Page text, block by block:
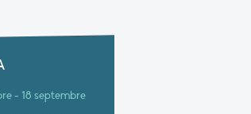
- 18 septembre